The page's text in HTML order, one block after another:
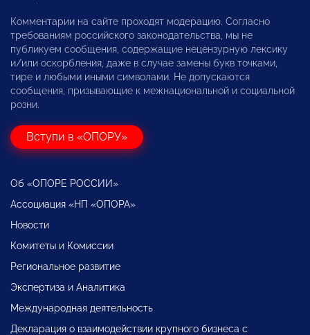
Комментарии на сайте проходят модерацию. Согласно
требованиям российского законодательства, мы не
публикуем сообщения, содержащие нецензурную лексику
и/или оскорбления, даже в случае замены букв точками,
тире и любыми иными символами. Не допускаются
сообщения, призывающие к межнациональной и социальной
розни.
Вступи в «ОПОРУ»
Об «ОПОРЕ РОССИИ»
Ассоциация «НП «ОПОРА»
Новости
Комитеты и Комиссии
Региональное развитие
Экспертиза и Аналитика
Международная деятельность
Декларация о взаимодействии крупного бизнеса с